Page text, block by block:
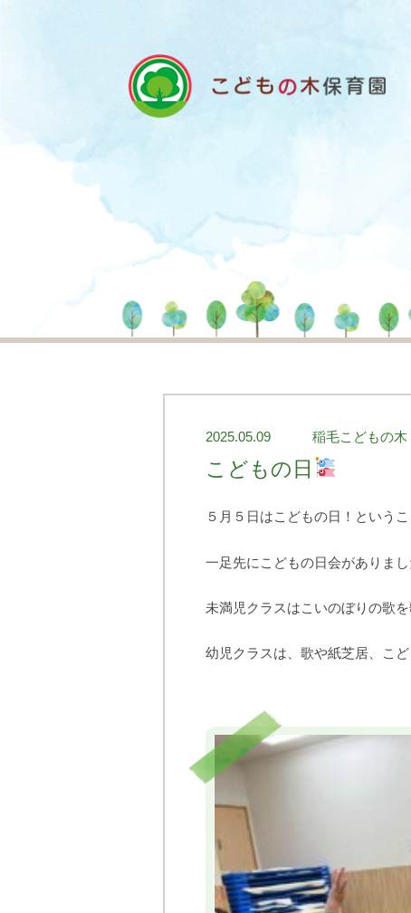
2025.05.09 稲毛こどもの木
こどもの日
５月５日はこどもの日！という
一足先にこどもの日会がありまし
未満児クラスはこいのぼりの歌を
幼児クラスは、歌や紙芝居、こ